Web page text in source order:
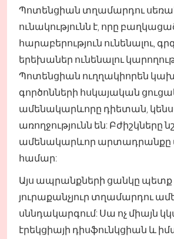
Պոտենցիան տղամարդու
ունակությունն է, որը
հարաբերություն ունենալու,
երեխաներ ունենալու
Պոտենցիան ուղղակիորեն
գործոնների հսկայական
ամենակարևորը դիետան,
առողջությունն են: Բժիշկները
ամենակարևոր արտադրանքը
համար:
Այս ապրանքների ցանկը պետք
յուրաքանչյուր տղամարդու
սննդակարգում: Սա ոչ միայն
էրեկցիայի դիսֆունկցիան և